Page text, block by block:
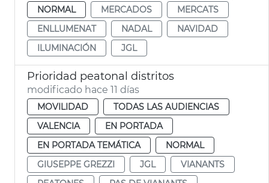
NORMAL
MERCADOS
MERCATS
ENLLUMENAT
NADAL
NAVIDAD
ILUMINACIÓN
JGL
Prioridad peatonal distritos
modificado hace 11 días
MOVILIDAD
TODAS LAS AUDIENCIAS
VALENCIA
EN PORTADA
EN PORTADA TEMÁTICA
NORMAL
GIUSEPPE GREZZI
JGL
VIANANTS